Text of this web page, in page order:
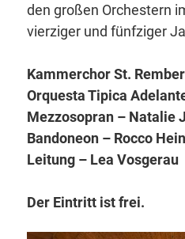
den großen Orchestern
vierziger und fünfziger
Kammerchor St.
Orquesta Tipica
Mezzosopran – Natalie
Bandoneon – Rocco
Leitung – Lea Vosgerau
Der Eintritt ist frei.